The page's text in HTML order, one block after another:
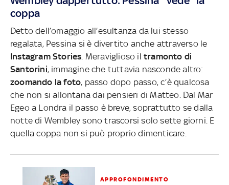
coppa
Detto dell’omaggio all’esultanza da lui stesso
regalata, Pessina si è divertito anche attraverso le
Instagram Stories . Meraviglioso iltramonto di
Santorini, immagine che tuttavia nasconde altro:
zoomando la foto, passo dopo passo, c’è qualcosa
che non si allontana dai pensieri di Matteo. Dal Mar
Egeo a Londra il passo è breve, soprattutto se dalla
notte di Wembley sono trascorsi solo sette giorni. E
quella coppa non si può proprio dimenticare.
APPROFONDIMENTO